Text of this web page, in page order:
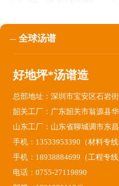
全球汤谱
好地坪*汤谱造
总部地址：深圳市宝安区石岩
韶关工厂：广东韶关市翁源县
山东工厂：山东省聊城调市东
手机：13533953390（材料专线
手机：18938884699（工程专线
电话：0755-27119890